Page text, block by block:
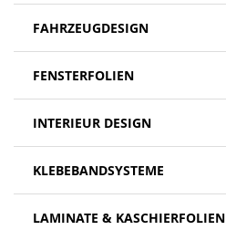
FAHRZEUGDESIGN
FENSTERFOLIEN
INTERIEUR DESIGN
KLEBEBANDSYSTEME
LAMINATE & KASCHIERFOLIEN